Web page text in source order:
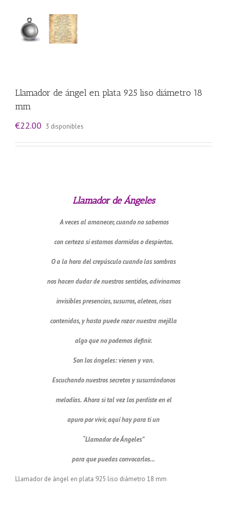
Llamador de ángel en plata 925 liso diámetro 18
mm
€22.00 3 disponibles
Llamador de Ángeles
A veces al amanecer, cuando no sabemos
con certeza si estamos dormidos o despiertos.
O a la hora del crepúsculo cuando las sombras
nos hacen dudar de nuestros sentidos, adivinamos
invisibles presencias, susurros, aleteos, risas
contenidas, y hasta puede rozar nuestra mejilla
algo que no podemos definir.
Son los ángeles: vienen y van.
Escuchando nuestros secretos y susurrándonos
melodías. Ahora si tal vez los perdiste en el
apuro por vivir, aquí hay para ti un
“Llamador de Ángeles”
para que puedas convocarlos…
Llamador de ángel en plata 925 liso diámetro 18 mm